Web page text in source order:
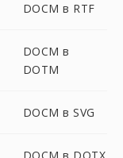
DOCM в RTF
DOCM в
DOTM
DOCM в SVG